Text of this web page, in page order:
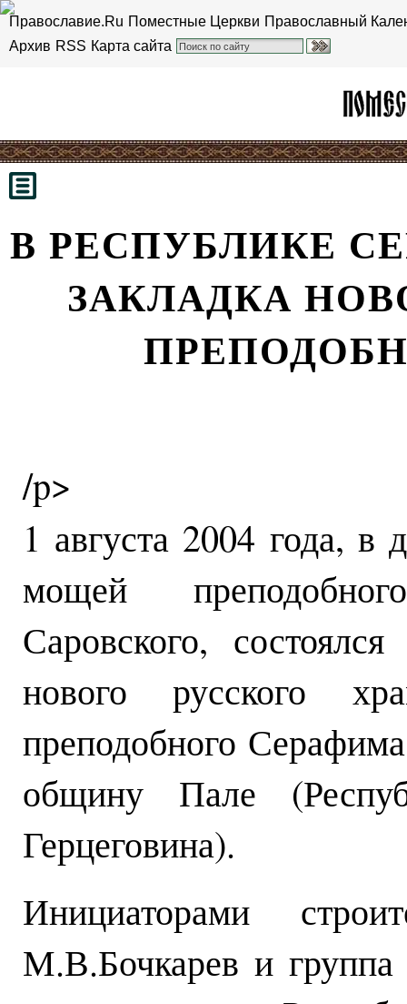
Православие.Ru Поместные Церкви Православный
Архив RSS Карта сайта
В РЕСПУБЛИКЕ
ЗАКЛАДКА
/p>
1 августа 2004 года, в
мощей
Саровского,
нового русского
преподобного
общину Пале
Герцеговина).
Инициаторами
М.В.Бочкарев и группа